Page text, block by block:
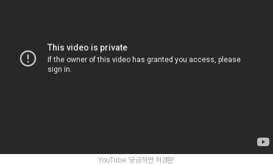
YouTube '궁금하면 허경환'